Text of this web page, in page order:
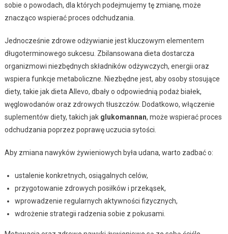
sobie o powodach, dla których podejmujemy tę zmianę, może
znacząco wspierać proces odchudzania.
Jednocześnie zdrowe odżywianie jest kluczowym elementem
długoterminowego sukcesu. Zbilansowana dieta dostarcza
organizmowi niezbędnych składników odżywczych, energii oraz
wspiera funkcje metaboliczne. Niezbędne jest, aby osoby stosujące
diety, takie jak dieta Allevo, dbały o odpowiednią podaż białek,
węglowodanów oraz zdrowych tłuszczów. Dodatkowo, włączenie
suplementów diety, takich jak glukomannan, może wspierać proces
odchudzania poprzez poprawę uczucia sytości.
Aby zmiana nawyków żywieniowych była udana, warto zadbać o:
ustalenie konkretnych, osiągalnych celów,
przygotowanie zdrowych posiłków i przekąsek,
wprowadzenie regularnych aktywności fizycznych,
wdrożenie strategii radzenia sobie z pokusami.